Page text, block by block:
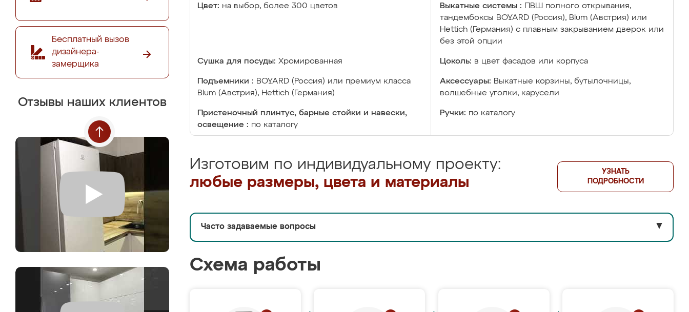
Бесплатный вызов
дизайнера-
замерщика
Отзывы наших клиентов
Цвет: на выбор, более 300 цветов Выкатные системы :
ПВШ полного открывания,
тандембоксы BOYARD (Россия), Blum (Австрия) или
Hettich (Германия) с плавным закрыванием дверок или
без этой опции
Сушка для посуды: Хромированная Цоколь: в цвет фасадов или корпуса
Подъемники : BOYARD (Россия) или премиум класса
Blum (Австрия), Hettich (Германия)
Аксессуары: Выкатные корзины, бутылочницы,
волшебные уголки, карусели
Пристеночный плинтус, барные стойки и навески,
освещение : по каталогу
Ручки: по каталогу
Изготовим по индивидуальному проекту:
любые размеры, цвета и материалы
УЗНАТЬ
ПОДРОБНОСТИ
Часто задаваемые вопросы ▼
Схема работы